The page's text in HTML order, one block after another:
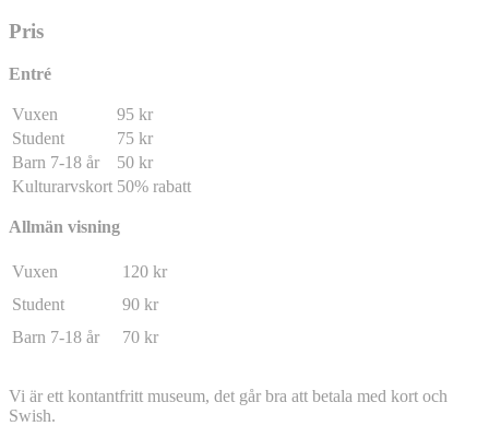
Pris
Entré
Vuxen
95 kr
Student
75 kr
Barn 7-18 år
50 kr
Kulturarvskort 50% rabatt
Allmän visning
Vuxen
120 kr
Student
90 kr
Barn 7-18 år
70 kr
Vi är ett kontantfritt museum, det går bra att betala med kort och
Swish.